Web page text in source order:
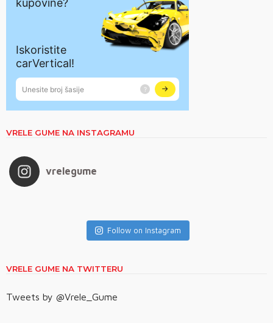
VRELE GUME NA INSTAGRAMU
vrelegume
Follow on Instagram
VRELE GUME NA TWITTERU
Tweets by @Vrele_Gume